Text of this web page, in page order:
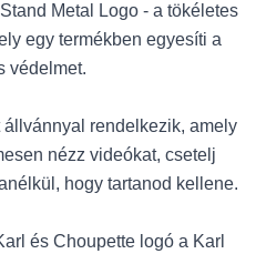
Metal Logo - a tökéletes
egy termékben egyesíti a
védelmet.
rendelkezik, amely
nézz videókat, csetelj
hogy tartanod kellene.
és Choupette logó a Karl